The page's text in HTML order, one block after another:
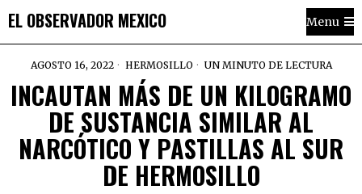
EL OBSERVADOR MEXICO Menu
AGOSTO 16, 2022 HERMOSILLO UN MINUTO DE LECTURA
INCAUTAN MÁS DE UN KILOGRAMO
DE SUSTANCIA SIMILAR AL
NARCÓTICO Y PASTILLAS AL SUR
DE HERMOSILLO